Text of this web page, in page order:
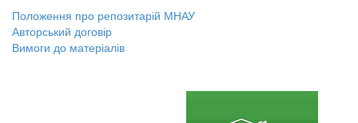
Положення про репозитарій МНАУ
Авторський договір
Вимоги до матеріалів